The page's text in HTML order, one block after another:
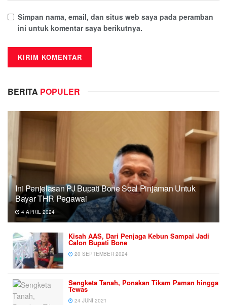
Simpan nama, email, dan situs web saya pada peramban
ini untuk komentar saya berikutnya.
BERITA POPULER
Ini Penjelasan PJ Bupati Bone Soal Pinjaman Untuk
Bayar THR Pegawai
4 APRIL 2024
Kisah AAS, Dari Penjaga Kebun Sampai Jadi
Calon Bupati Bone
20 SEPTEMBER 2024
Sengketa Tanah, Ponakan Tikam Paman hingga
Tewas
24 JUNI 2021